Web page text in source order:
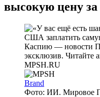
высокую цену
Brand
Фото: ИИ. Мировое